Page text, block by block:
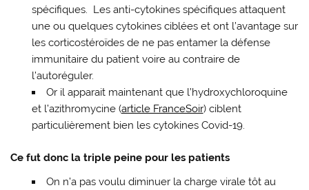
spécifiques. Les anti-cytokines spécifiques attaquent
une ou quelques cytokines ciblées et ont l’avantage sur
les corticostéroïdes de ne pas entamer la défense
immunitaire du patient voire au contraire de
l’autoréguler.
Or il apparait maintenant que l’hydroxychloroquine
et l’azithromycine (article FranceSoir) ciblent
particulièrement bien les cytokines Covid-19.
Ce fut donc la triple peine pour les patients
On n’a pas voulu diminuer la charge virale tôt au